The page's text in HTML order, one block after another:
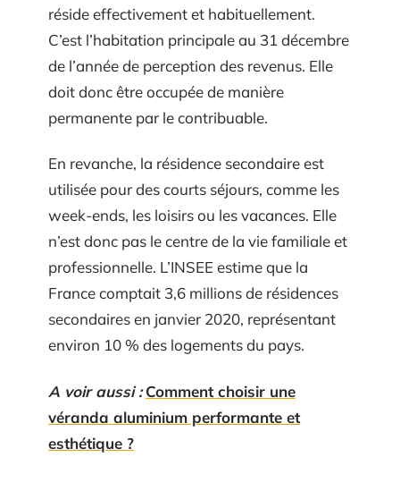
réside effectivement et habituellement.
C’est l’habitation principale au 31 décembre
de l’année de perception des revenus. Elle
doit donc être occupée de manière
permanente par le contribuable.
En revanche, la résidence secondaire est
utilisée pour des courts séjours, comme les
week-ends, les loisirs ou les vacances. Elle
n’est donc pas le centre de la vie familiale et
professionnelle. L’INSEE estime que la
France comptait 3,6 millions de résidences
secondaires en janvier 2020, représentant
environ 10 % des logements du pays.
A voir aussi : Comment choisir une
véranda aluminium performante et
esthétique ?